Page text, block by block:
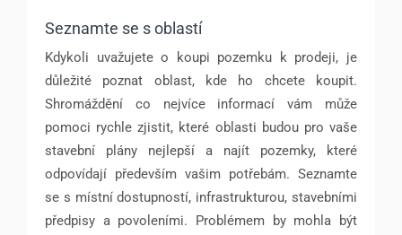
Seznamte se s oblastí
Kdykoli uvažujete o koupi pozemku k prodeji, je
důležité poznat oblast, kde ho chcete koupit.
Shromáždění co nejvíce informací vám může
pomoci rychle zjistit, které oblasti budou pro vaše
stavební plány nejlepší a najít pozemky, které
odpovídají především vašim potřebám. Seznamte
se s místní dostupností, infrastrukturou, stavebními
předpisy a povoleními. Problémem by mohla být